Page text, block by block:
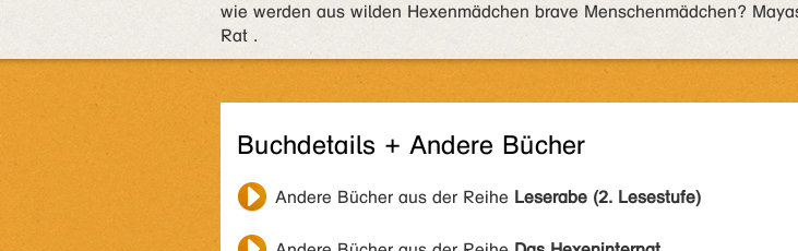
wie werden aus wilden Hexenmädchen brave Menschenmädchen?
Rat .
Buchdetails + Andere Bücher
Andere Bücher aus der Reihe Leserabe (2. Lesestufe)